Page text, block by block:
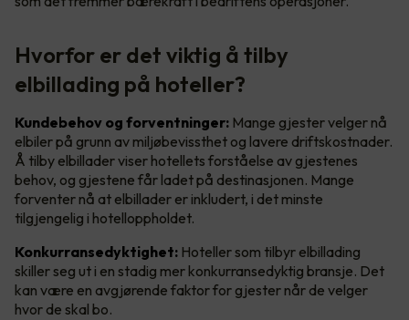
Hvorfor er det viktig å tilby
elbillading på hoteller?
Kundebehov og forventninger: Mange gjester velger nå
elbiler på grunn av miljøbevissthet og lavere driftskostnader.
Å tilby elbillader viser hotellets forståelse av gjestenes
behov, og gjestene får ladet på destinasjonen. Mange
forventer nå at elbillader er inkludert, i det minste
tilgjengelig i hotelloppholdet.
Konkurransedyktighet: Hoteller som tilbyr elbillading
skiller seg ut i en stadig mer konkurransedyktig bransje. Det
kan være en avgjørende faktor for gjester når de velger
hvor de skal bo.